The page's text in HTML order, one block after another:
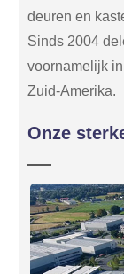
deuren en
Sinds 2004
voornamelijk
Zuid-Amerika.
Onze